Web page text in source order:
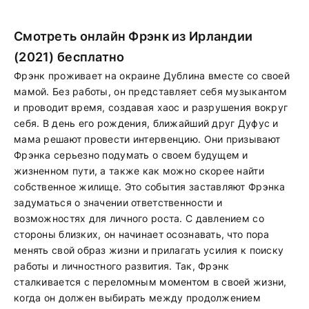
Смотреть онлайн Фрэнк из Ирландии
(2021) бесплатно
Фрэнк проживает на окраине Дублина вместе со своей
мамой. Без работы, он представляет себя музыкантом
и проводит время, создавая хаос и разрушения вокруг
себя. В день его рождения, ближайший друг Дуфус и
мама решают провести интервенцию. Они призывают
Фрэнка серьезно подумать о своем будущем и
жизненном пути, а также как можно скорее найти
собственное жилище. Это события заставляют Фрэнка
задуматься о значении ответственности и
возможностях для личного роста. С давлением со
стороны близких, он начинает осознавать, что пора
менять свой образ жизни и прилагать усилия к поиску
работы и личностного развития. Так, Фрэнк
сталкивается с переломным моментом в своей жизни,
когда он должен выбирать между продолжением